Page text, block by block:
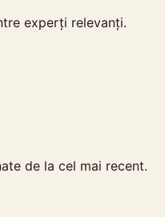
experți relevanți.
de la cel mai recent.